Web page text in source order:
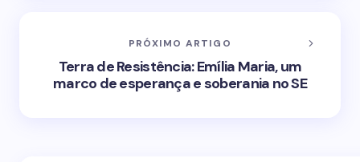
PRÓXIMO ARTIGO
Terra de Resistência: Emília Maria, um
marco de esperança e soberania no SE